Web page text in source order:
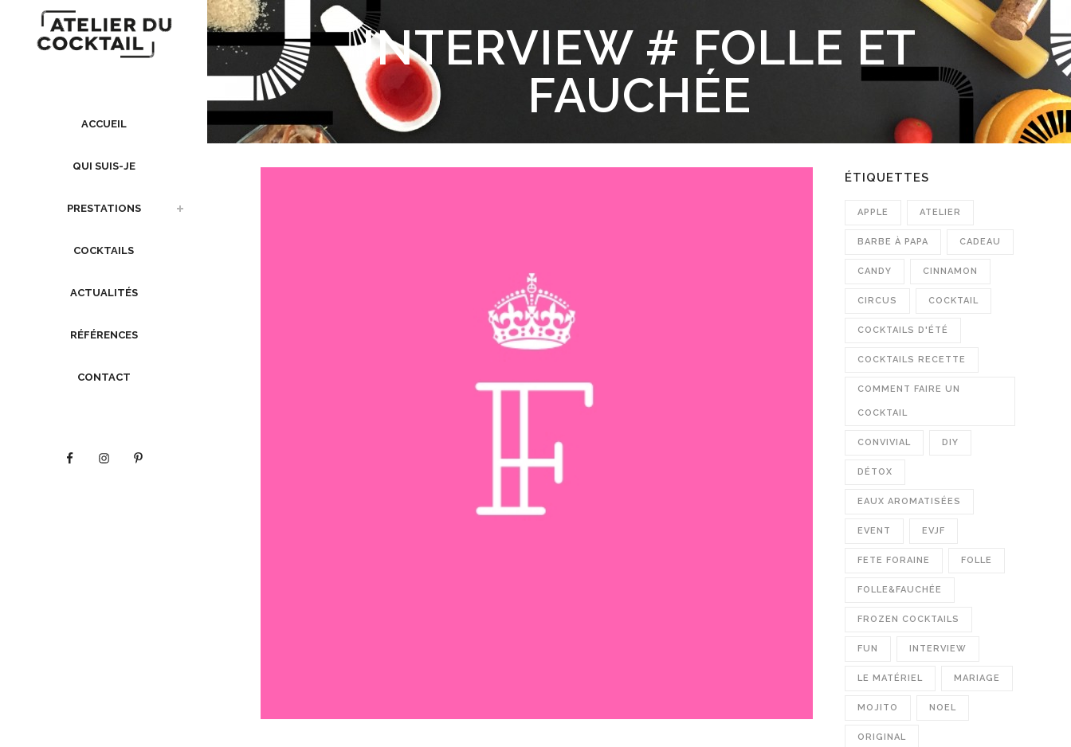
ACCUEIL
QUI SUIS-JE
PRESTATIONS
COCKTAILS
ACTUALITÉS
RÉFÉRENCES
CONTACT
INTERVIEW # FOLLE ET
FAUCHÉE
ÉTIQUETTES
APPLE ATELIER
BARBE À PAPA CADEAU
CANDY CINNAMON
CIRCUS COCKTAIL
COCKTAILS D'ÉTÉ
COCKTAILS RECETTE
COMMENT FAIRE UN
COCKTAIL
CONVIVIAL DIY
DÉTOX
EAUX AROMATISÉES
EVENT EVJF
FETE FORAINE FOLLE
FOLLE&FAUCHÉE
FROZEN COCKTAILS
FUN INTERVIEW
LE MATÉRIEL MARIAGE
MOJITO NOEL
ORIGINAL